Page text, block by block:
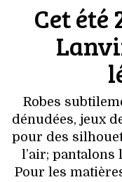
Cet été
Robes
dénudées, jeux
pour des
l’air; pantalons
Pour les